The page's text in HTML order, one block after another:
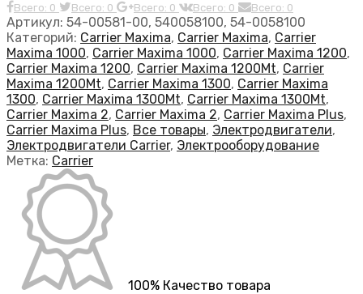
Всего: 0 Всего: 0 Всего: 0 Всего: 0 Всего: 0
Артикул: 54-00581-00, 540058100, 54-0058100
Категорий: Carrier Maxima, Carrier Maxima, Carrier
Maxima 1000, Carrier Maxima 1000, Carrier Maxima 1200,
Carrier Maxima 1200, Carrier Maxima 1200Mt, Carrier
Maxima 1200Mt, Carrier Maxima 1300, Carrier Maxima
1300, Carrier Maxima 1300Mt, Carrier Maxima 1300Mt,
Carrier Maxima 2, Carrier Maxima 2, Carrier Maxima Plus,
Carrier Maxima Plus, Все товары, Электродвигатели,
Электродвигатели Carrier, Электрооборудование
Метка: Carrier
100% Качество товара